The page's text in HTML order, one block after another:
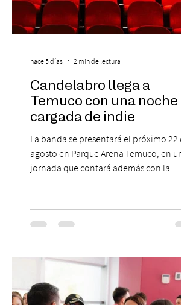
Candelabro llega a
Temuco con una noche
cargada de indie
La banda se presentará el próximo 22 de
agosto en Parque Arena Temuco, en una
jornada que contará además con la
agosto, el Parque Arena Temuco será
escenario de una noche dedicada al indie
banda que llegará a la capital de La
Araucanía para ofrecer un show cargado
de energía, guitarras y canciones que han
marcado su breve pero exitosa trayectoria.
hace 5 días 2 min de lectura